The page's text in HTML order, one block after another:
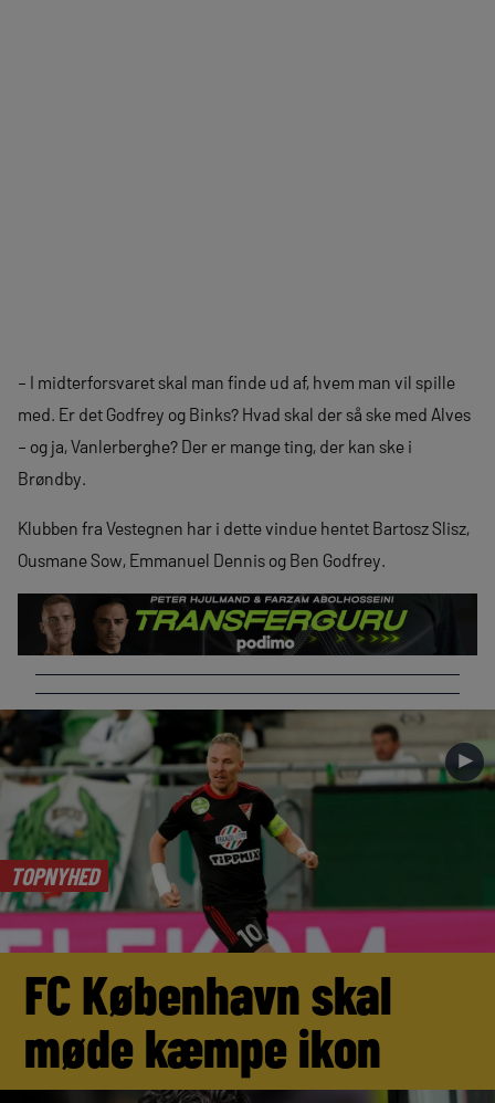
– I midterforsvaret skal man finde ud af, hvem man vil spille
med. Er det Godfrey og Binks? Hvad skal der så ske med Alves
– og ja, Vanlerberghe? Der er mange ting, der kan ske i
Brøndby.
Klubben fra Vestegnen har i dette vindue hentet Bartosz Slisz,
Ousmane Sow, Emmanuel Dennis og Ben Godfrey.
TOPNYHED
►
FC København skal
møde kæmpe ikon